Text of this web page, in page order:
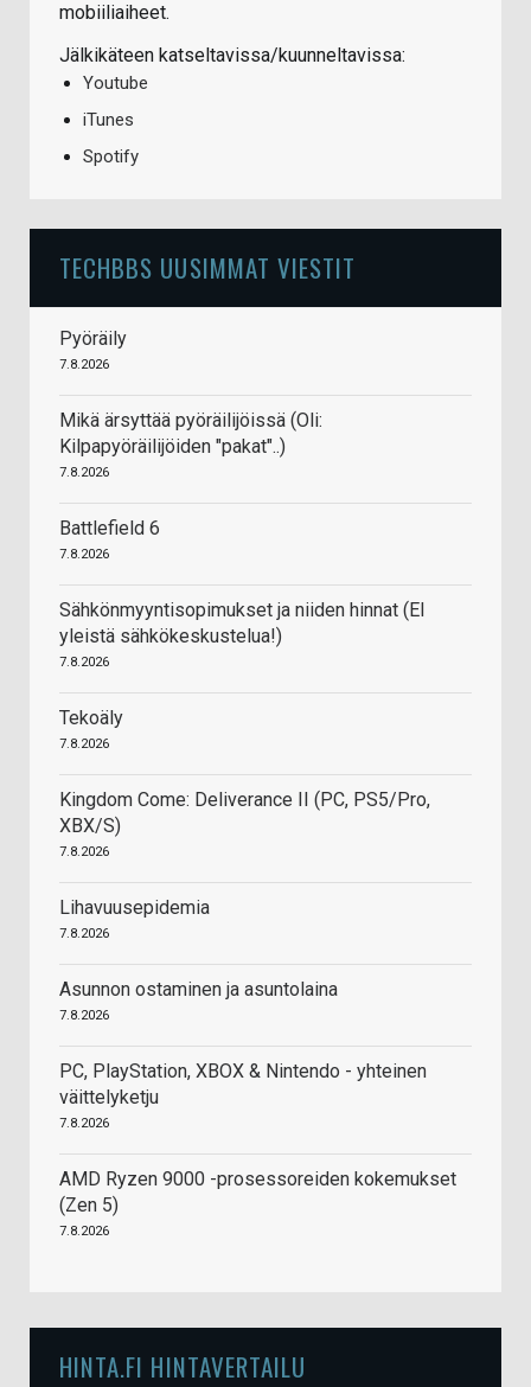
mobiiliaiheet.
Jälkikäteen katseltavissa/kuunneltavissa:
Youtube
iTunes
Spotify
TECHBBS UUSIMMAT VIESTIT
Pyöräily
7.8.2026
Mikä ärsyttää pyöräilijöissä (Oli:
Kilpapyöräilijöiden "pakat"..)
7.8.2026
Battlefield 6
7.8.2026
Sähkönmyyntisopimukset ja niiden hinnat (EI
yleistä sähkökeskustelua!)
7.8.2026
Tekoäly
7.8.2026
Kingdom Come: Deliverance II (PC, PS5/Pro,
XBX/S)
7.8.2026
Lihavuusepidemia
7.8.2026
Asunnon ostaminen ja asuntolaina
7.8.2026
PC, PlayStation, XBOX & Nintendo - yhteinen
väittelyketju
7.8.2026
AMD Ryzen 9000 -prosessoreiden kokemukset
(Zen 5)
7.8.2026
HINTA.FI HINTAVERTAILU